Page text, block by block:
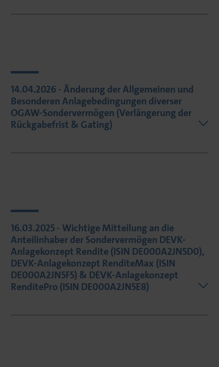
14.04.2026 - Änderung der Allgemeinen und
Besonderen Anlagebedingungen diverser
OGAW-Sondervermögen (Verlängerung der
Rückgabefrist & Gating)
16.03.2025 - Wichtige Mitteilung an die
Anteilinhaber der Sondervermögen DEVK-
Anlagekonzept Rendite (ISIN DE000A2JN5D0),
DEVK-Anlagekonzept RenditeMax (ISIN
DE000A2JN5F5) & DEVK-Anlagekonzept
RenditePro (ISIN DE000A2JN5E8)